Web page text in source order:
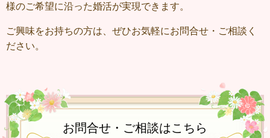
様のご希望に沿った婚活が実現できます。
ご興味をお持ちの方は、ぜひお気軽にお問合せ・ご相談く
ださい。
お問合せ・ご相談はこちら